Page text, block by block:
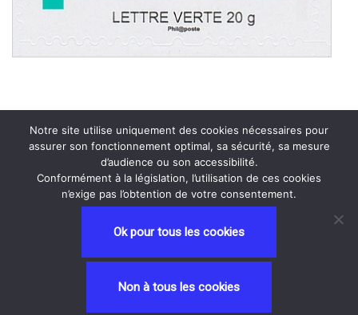
Neve| Propulsé par WordPress
Notre site utilise uniquement des cookies nécessaires pour
assurer son fonctionnement optimal, sa sécurité, sa mesure
d’audience ou son accessibilité.
Conformément à la législation, l’utilisation de ces cookies
n’exige pas l’obtention de votre consentement.
Ok pour tous les cookies
Non à tous les cookies